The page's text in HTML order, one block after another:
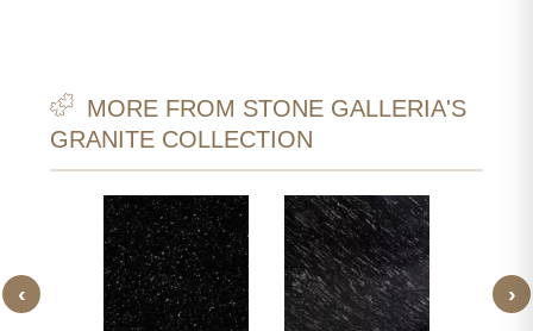
MORE FROM STONE GALLERIA'S
GRANITE COLLECTION
‹
ORO
›